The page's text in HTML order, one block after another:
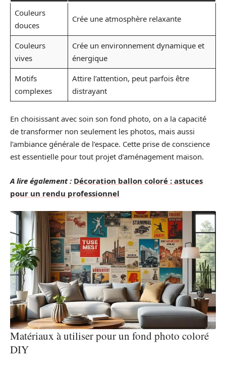
Couleurs
douces
Crée une atmosphère relaxante
Couleurs
vives
Crée un environnement dynamique et
énergique
Motifs
complexes
Attire l’attention, peut parfois être
distrayant
En choisissant avec soin son fond photo, on a la capacité
de transformer non seulement les photos, mais aussi
l’ambiance générale de l’espace. Cette prise de conscience
est essentielle pour tout projet d’aménagement maison.
A lire également : Décoration ballon coloré : astuces
pour un rendu professionnel
Matériaux à utiliser pour un fond photo coloré
DIY